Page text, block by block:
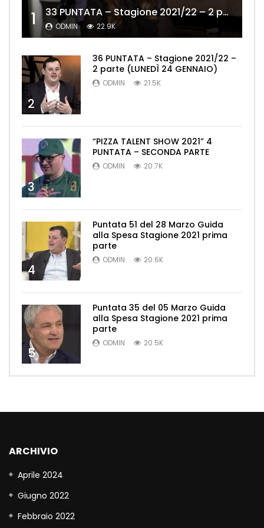
1 33 PUNTATA – Stagione 2021/22 – 2 parte (MERCOLEDÌ 19 GENNAIO)
ODMIN 22.9K
2
36 PUNTATA – Stagione 2021/22 –
2 parte (LUNEDÌ 24 GENNAIO)
ODMIN 21.5K
3
“PIZZA TALENT SHOW 2021” 4
PUNTATA – SECONDA PARTE
ODMIN 20.7K
4
Puntata 51 del 28 Marzo Guida
alla Spesa Stagione 2021 prima
parte
ODMIN 20.6K
5
Puntata 35 del 05 Marzo Guida
alla Spesa Stagione 2021 prima
parte
ODMIN 20.5K
ARCHIVIO
Aprile 2024
Giugno 2022
Febbraio 2022